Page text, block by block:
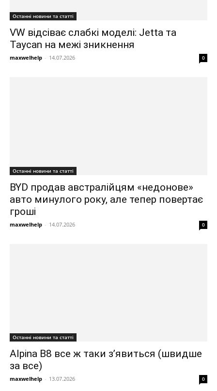
Останні новини та статті
VW відсіває слабкі моделі: Jetta та
Taycan на межі зникнення
maxwelhelp - 14.07.2026 0
Останні новини та статті
BYD продав австралійцям «недонове»
авто минулого року, але тепер повертає
гроші
maxwelhelp - 14.07.2026 0
Останні новини та статті
Alpina B8 все ж таки з’явиться (швидше
за все)
maxwelhelp - 13.07.2026 0